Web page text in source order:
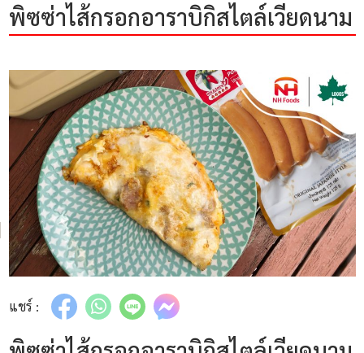
พิซซ่าไส้กรอกอาราบิกิสไตล์เวียดนาม
แชร์ :